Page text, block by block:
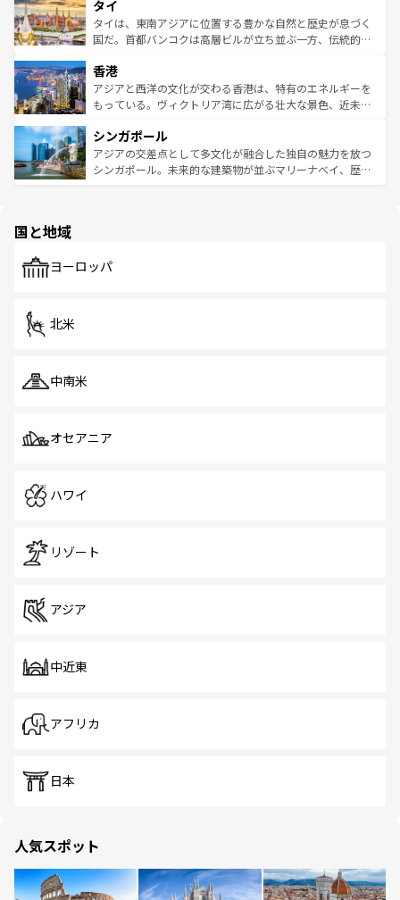
リティに包まれながら、韓国の多彩な魅力を心ゆくまで味
わってみてほしい。 なお、新着の韓国情報はコンテンツ一
覧を参照してほしい。
急速な発展と共に伝統が息づく。ハノイの古い町並みやホ
ーチミン市のフランス統治時代の建物も、独特の雰囲気を
醸し出している。また、バラエティの豊かさとおいしさで
とつ。フォーやバインミー、ベトナムコーヒーなどは、ぜ
ひ現地で味わいたい。どの地域を訪れてもあたたかい人々
が旅行者を迎えてくれるので、きっと忘れられない旅にな
参照してほしい。
タイ
タイは、東南アジアに位置する豊かな自然と歴史が息づく
国だ。首都バンコクは高層ビルが立ち並ぶ一方、伝統的な
の活気が交差している。北部ではチェンマイなどの山岳地
帯で自然と触れ合い、南部ではプーケットやクラビの美し
いビーチでリゾート気分を楽しむことができる。タイ料理
激する。気候は一年中温暖で、どの季節にも異なる楽しみ
が待っている。親しみやすいタイの人々、仏教を中心とし
た文化、そして多様な観光資源が、訪れる旅人を魅了し続
香港
アジアと西洋の文化が交わる香港は、特有のエネルギーを
もっている。ヴィクトリア湾に広がる壮大な景色、近未来
み、どこを訪れても感動するはず。観光スポットが密集し
ており、効率よく見どころを回れるのも魅力。息をのむよ
うな絶景から文化的な体験まで、香港を存分に楽しみ尽く
シンガポール
アジアの交差点として多文化が融合した独自の魅力を放つ
シンガポール。未来的な建築物が並ぶマリーナベイ、歴史
で、ホーカーズは地元の風情を楽しめる外せないスポット
国と地域
ヨーロッパ
北米
中南米
オセアニア
ハワイ
リゾート
アジア
中近東
アフリカ
日本
人気スポット